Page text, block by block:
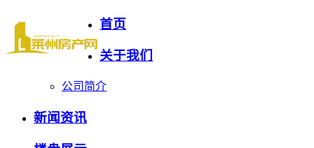
首页
关于我们
公司简介
新闻资讯